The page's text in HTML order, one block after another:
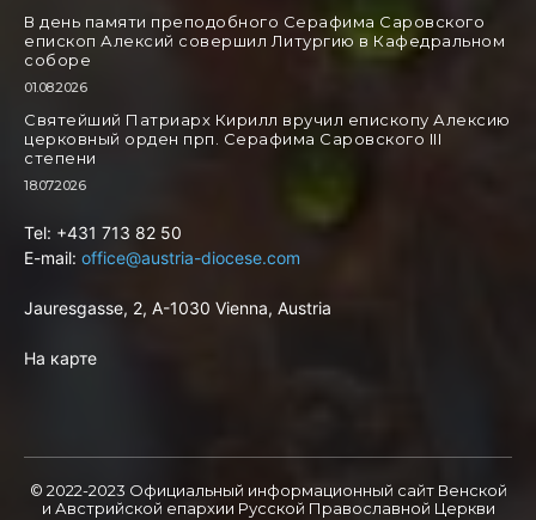
В день памяти преподобного Серафима Саровского
епископ Алексий совершил Литургию в Кафедральном
соборе
01.08.2026
Святейший Патриарх Кирилл вручил епископу Алексию
церковный орден прп. Серафима Саровского III
степени
18.07.2026
Tel: +431 713 82 50
E-mail: office@austria-diocese.com
Jauresgasse, 2, A-1030 Vienna, Austria
На карте
© 2022-2023 Официальный информационный сайт Венской
и Австрийской епархии Русской Правоcлавной Церкви